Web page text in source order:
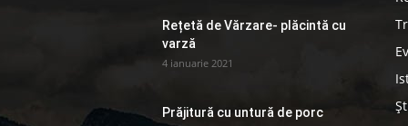
Rețetă de Vărzare- plăcintă cu
varză
4 ianuarie 2021
Prăjitură cu untură de porc